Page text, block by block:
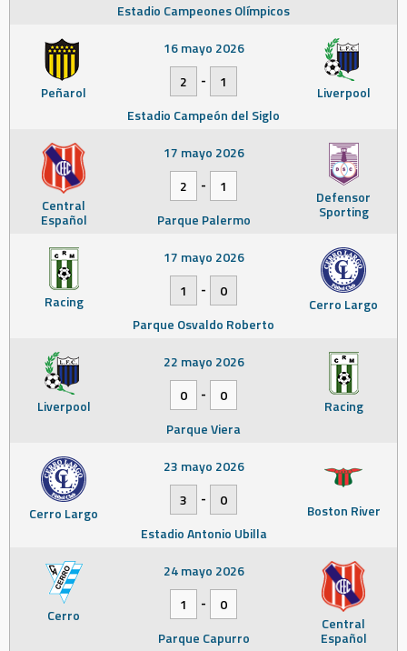
Estadio Campeones Olímpicos
Peñarol Liverpool
16 mayo 2026
2
-
1
Estadio Campeón del Siglo
Central
Español
Defensor
Sporting
17 mayo 2026
2
-
1
Parque Palermo
Racing Cerro Largo
17 mayo 2026
1
-
0
Parque Osvaldo Roberto
Liverpool Racing
22 mayo 2026
0
-
0
Parque Viera
Cerro Largo Boston River
23 mayo 2026
3
-
0
Estadio Antonio Ubilla
Cerro Central
Español
24 mayo 2026
1
-
0
Parque Capurro